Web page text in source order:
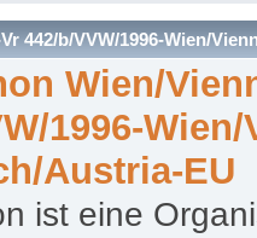
442/b/VVW/1996-Wien/
Wien/
1996-
Austria-EU